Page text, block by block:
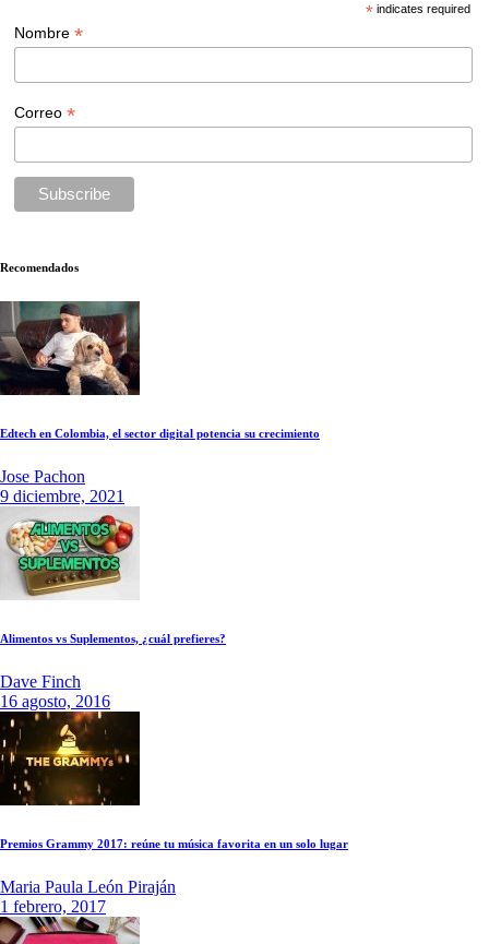
*indicates required
Nombre*
Correo*
Recomendados
Edtech en Colombia, el sector digital potencia su crecimiento
Jose Pachon
9 diciembre, 2021
Alimentos vs Suplementos, ¿cuál prefieres?
Dave Finch
16 agosto, 2016
Premios Grammy 2017: reúne tu música favorita en un solo lugar
Maria Paula León Piraján
1 febrero, 2017